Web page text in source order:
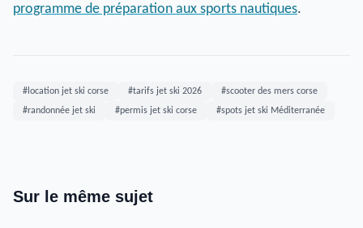
programme de préparation aux sports nautiques.
#location jet ski corse #tarifs jet ski 2026
#scooter des mers corse
#randonnée jet ski
#permis jet ski corse #spots jet ski Méditerranée
Sur le même sujet